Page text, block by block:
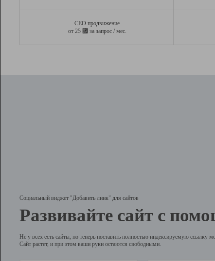
СЕО продвижение
от 25 ⃏ за запрос / мес.
Социальный виджет "Добавить линк" для сайтов
Развивайте сайт с
Не у всех есть сайты, но теперь поставить полностью индексируемую ссылку
Сайт растет, и при этом ваши руки остаются свободными.